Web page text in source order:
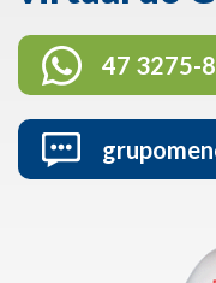
47 3275-